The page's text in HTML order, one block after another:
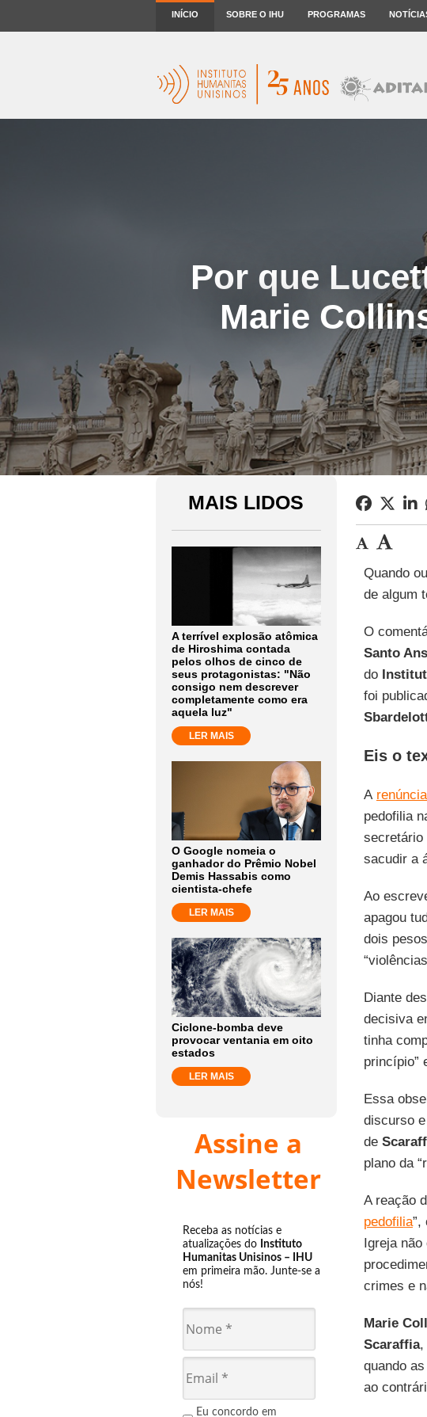
INÍCIO SOBRE O IHU PROGRAMAS
Por que
Marie
MAIS LIDOS
A terrível explosão atômica
de Hiroshima contada
pelos olhos de cinco de
seus protagonistas: "Não
consigo nem descrever
completamente como era
aquela luz"
LER MAIS
O Google nomeia o
ganhador do Prêmio Nobel
Demis Hassabis como
cientista-chefe
LER MAIS
Ciclone-bomba deve
provocar ventania em oito
estados
LER MAIS
Assine a
Newsletter
Receba as notícias e
atualizações do Instituto
Humanitas Unisinos – IHU
em primeira mão. Junte-se a
nós!
Eu concordo em
Quando
de algum
O
Santo
do
foi
Eis o
A
pedofilia
secretário
sacudir a
Ao
apagou
dois
Diante
decisiva
tinha
princípio”
Essa
discurso
de
plano da
A reação
pedofilia”,
Igreja não
crimes e
Marie
Scaraffia,
quando
ao